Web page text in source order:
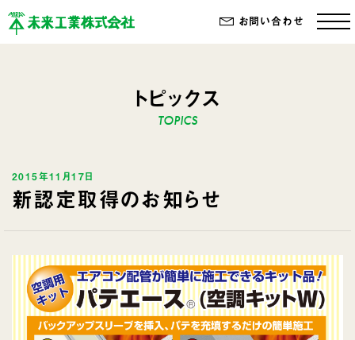
お問い合わせ
トピックス
2015年11月17日
新認定取得のお知らせ